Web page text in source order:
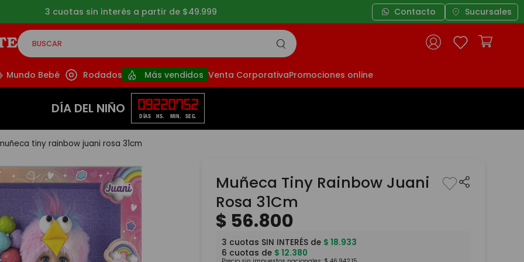
3 cuotas sin interés a partir de $49.999 Contacto Sucursales
BUSCAR
Mundo Bebé Rodados Más vendidos Venta CorporativaPromociones online
DÍA DEL NIÑO 09
DÍAS
22
HS.
07
MIN.
50
SEG.
tiny rainbow juani rosa 31cm
Muñeca Tiny Rainbow Juani
Rosa 31Cm
$ 56.800
3 cuotas SIN INTERÉS de $ 18.933
6 cuotas de $ 12.380